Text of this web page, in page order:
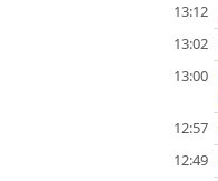
13:12
13:02
13:00
12:57
12:49